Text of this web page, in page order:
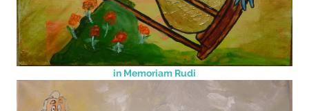
in Memoriam Rudi